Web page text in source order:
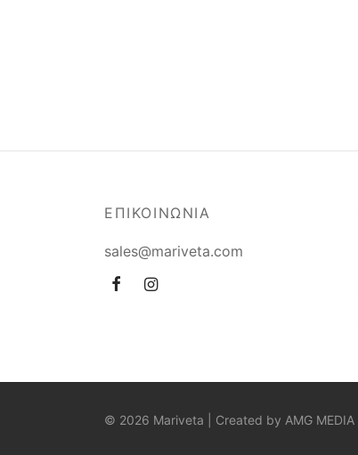
ΕΠΙΚΟΙΝΩΝΙΑ
sales@mariveta.com
© 2026 Mariveta | Created by AMG MEDIA